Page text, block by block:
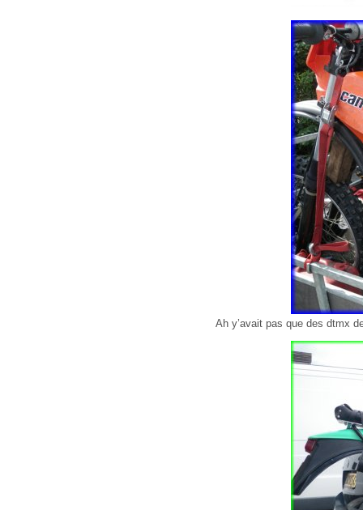
Ah y’avait pas que des dtmx